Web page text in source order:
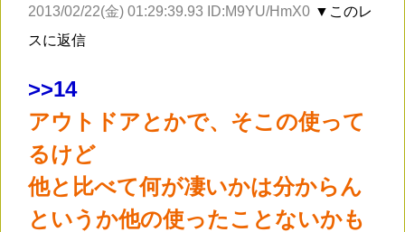
2013/02/22(金) 01:29:39.93 ID:M9YU/HmX0 ▼このレ
スに返信
>>14
アウトドアとかで、そこの使って
るけど
他と比べて何が凄いかは分からん
というか他の使ったことないかも